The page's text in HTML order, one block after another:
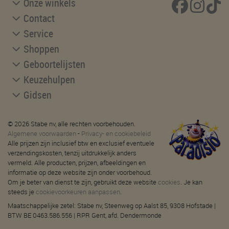
Contact
Service
Shoppen
Geboortelijsten
Keuzehulpen
Gidsen
© 2026 Stabe nv, alle rechten voorbehouden.
Algemene voorwaarden - Privacy- en cookiebeleid
Alle prijzen zijn inclusief btw en exclusief eventuele
verzendingskosten, tenzij uitdrukkelijk anders
vermeld. Alle producten, prijzen, afbeeldingen en
informatie op deze website zijn onder voorbehoud.
Om je beter van dienst te zijn, gebruikt deze website cookies. Je kan
steeds je cookievoorkeuren aanpassen.
Maatschappelijke zetel: Stabe nv, Steenweg op Aalst 85, 9308 Hofstade |
BTW BE 0463.586.556 | RPR Gent, afd. Dendermonde